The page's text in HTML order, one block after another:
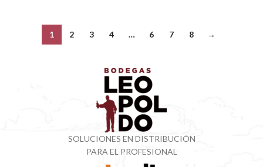
1 2 3 4 … 6 7 8 →
SOLUCIONES EN DISTRIBUCIÓN
PARA EL PROFESIONAL